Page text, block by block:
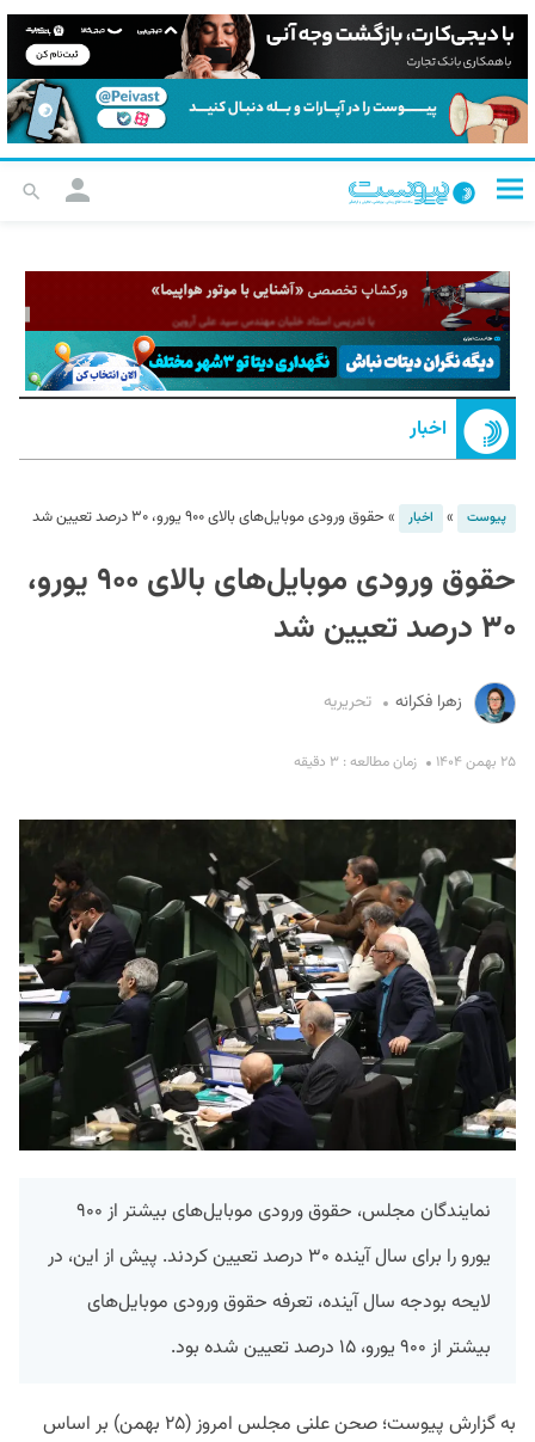
اخبار
پیوست » اخبار » حقوق ورودی موبایل‌های بالای ۹۰۰ یورو، ۳۰ درصد تعیین شد
حقوق ورودی موبایل‌های بالای ۹۰۰ یورو،
۳۰ درصد تعیین شد
زهرا فکرانه تحریریه
۲۵ بهمن ۱۴۰۴ زمان مطالعه : ۳ دقیقه
نمایندگان مجلس، حقوق ورودی موبایل‌های بیشتر از ۹۰۰
یورو را برای سال آینده ۳۰ درصد تعیین کردند. پیش از این، در
لایحه بودجه سال آینده، تعرفه حقوق ورودی موبایل‌های
بیشتر از ۹۰۰ یورو، ۱۵ درصد تعیین شده بود.
به گزارش پیوست؛ صحن علنی مجلس امروز (۲۵ بهمن) بر اساس